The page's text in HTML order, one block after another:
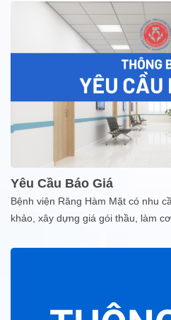
Yêu Cầu Báo Giá
Bệnh viện Răng Hàm Mặt có nhu
khảo, xây dựng giá gói thầu, làm